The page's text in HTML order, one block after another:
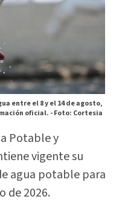
entre el 8 y el 14 de agosto,
oficial. -Foto: Cortesia
Potable y
vigente su
agua potable para
de 2026.